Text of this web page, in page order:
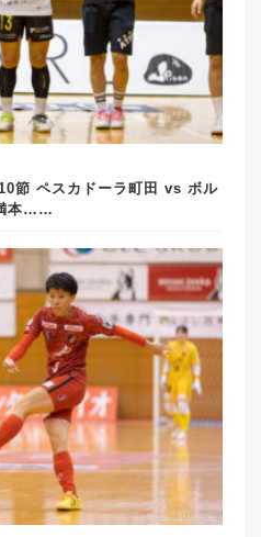
節 ペスカドーラ町田 vs ボル
本……